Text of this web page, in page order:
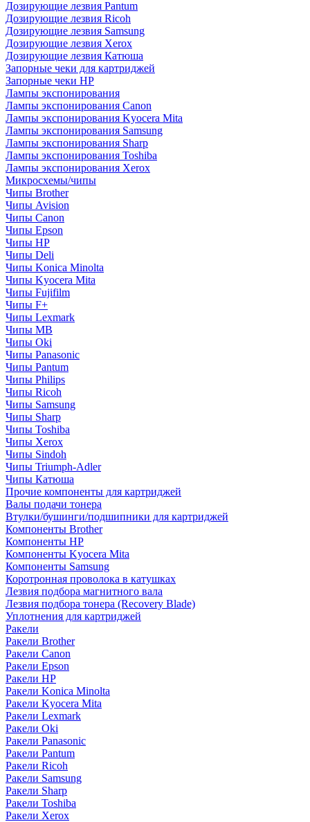
Дозирующие лезвия Pantum
Дозирующие лезвия Ricoh
Дозирующие лезвия Samsung
Дозирующие лезвия Xerox
Дозирующие лезвия Катюша
Запорные чеки для картриджей
Запорные чеки HP
Лампы экспонирования
Лампы экспонирования Canon
Лампы экспонирования Kyocera Mita
Лампы экспонирования Samsung
Лампы экспонирования Sharp
Лампы экспонирования Toshiba
Лампы экспонирования Xerox
Микросхемы/чипы
Чипы Brother
Чипы Avision
Чипы Canon
Чипы Epson
Чипы HP
Чипы Deli
Чипы Konica Minolta
Чипы Kyocera Mita
Чипы Fujifilm
Чипы F+
Чипы Lexmark
Чипы MB
Чипы Oki
Чипы Panasonic
Чипы Pantum
Чипы Philips
Чипы Ricoh
Чипы Samsung
Чипы Sharp
Чипы Toshiba
Чипы Xerox
Чипы Sindoh
Чипы Triumph-Adler
Чипы Катюша
Прочие компоненты для картриджей
Валы подачи тонера
Втулки/бушинги/подшипники для картриджей
Компоненты Brother
Компоненты HP
Компоненты Kyocera Mita
Компоненты Samsung
Коротронная проволока в катушках
Лезвия подбора магнитного вала
Лезвия подбора тонера (Recovery Blade)
Уплотнения для картриджей
Ракели
Ракели Brother
Ракели Canon
Ракели Epson
Ракели HP
Ракели Konica Minolta
Ракели Kyocera Mita
Ракели Lexmark
Ракели Oki
Ракели Panasonic
Ракели Pantum
Ракели Ricoh
Ракели Samsung
Ракели Sharp
Ракели Toshiba
Ракели Xerox